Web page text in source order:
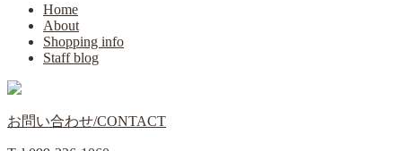
Home
About
Shopping info
Staff blog
お問い合わせ/CONTACT